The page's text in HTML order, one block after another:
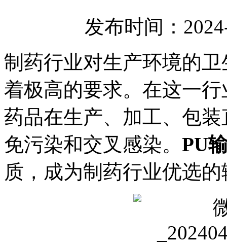
发布时间：
制药行业对生产环境的
着极高的要求。在这一
药品在生产、加工、包
免污染和交叉感染。 PU
质，成为制药行业优选